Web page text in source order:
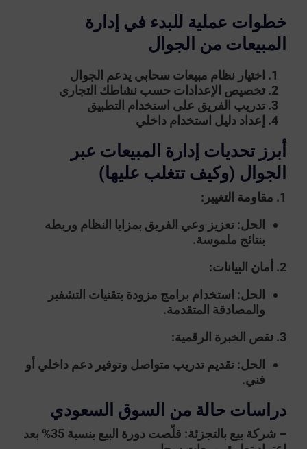
خطوات عملية للبدء في إدارة
المبيعات من الجوال
اختيار نظام مبيعات سحابي يدعم الجوال
تخصيص الإعدادات حسب نشاطك التجاري
تدريب الفريق على استخدام التطبيق
إعداد دليل استخدام داخلي
أبرز تحديات إدارة المبيعات عبر
الجوال (وكيف تتغلب عليها)
1. مقاومة التغيير:
الحل: تعزيز وعي الفريق بمزايا النظام وربطه
بنتائج ملموسة.
2. أمان البيانات:
الحل: استخدام برامج مزودة بتقنيات التشفير
والمصادقة المتقدمة.
3. نقص الخبرة الرقمية:
الحل: تقديم تدريب متواصل وتوفير دعم داخلي أو
فني.
دراسات حالة من السوق السعودي
– شركة بيع بالتجزئة:
قلّصت دورة البيع بنسبة 35% بعد